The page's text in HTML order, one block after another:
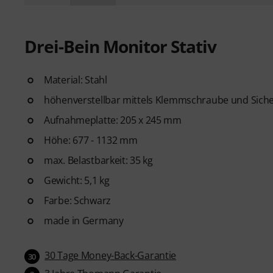
Drei-Bein Monitor Stativ
Material: Stahl
höhenverstellbar mittels Klemmschraube und
Aufnahmeplatte: 205 x 245 mm
Höhe: 677 - 1132 mm
max. Belastbarkeit: 35 kg
Gewicht: 5,1 kg
Farbe: Schwarz
made in Germany
30 30 Tage Money-Back-Garantie